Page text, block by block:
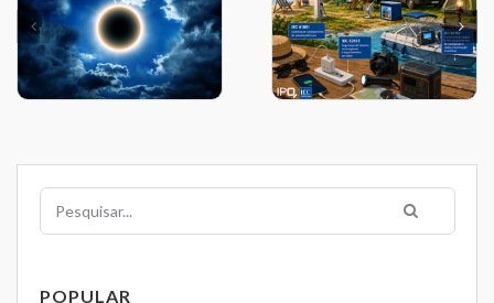
Pesquisar
POPULAR